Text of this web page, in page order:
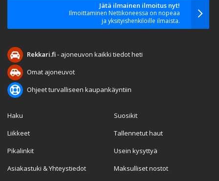
Jätä ilmainen ilmoitus nyt!
Ilmoittaminen Nettikoneessa on nopeaa
ja yksityishenkilöille ilmaista.
Rekkari.fi- ajoneuvon kaikki tiedot heti
Omat ajoneuvot
Ohjeet turvalliseen kaupankäyntiin
Haku
Liikkeet
Pikalinkit
Asiakastuki & Yhteystiedot
Suosikit
Tallennetut haut
Usein kysyttyä
Maksulliset nostot